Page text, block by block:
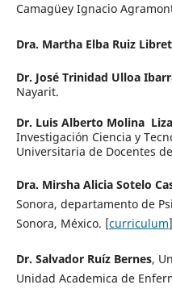
Camagüey Ignacio
Dra. Martha Elba Ruiz
Dr. José Trinidad Ulloa
Nayarit.
Dr. Luis Alberto Molina
Investigación Ciencia y
Universitaria de Docentes
Dra. Mirsha Alicia Sotelo
Sonora, departamento de
Sonora, México. [curriculum]
Dr. Salvador Ruíz Bernes,
Unidad Academica de